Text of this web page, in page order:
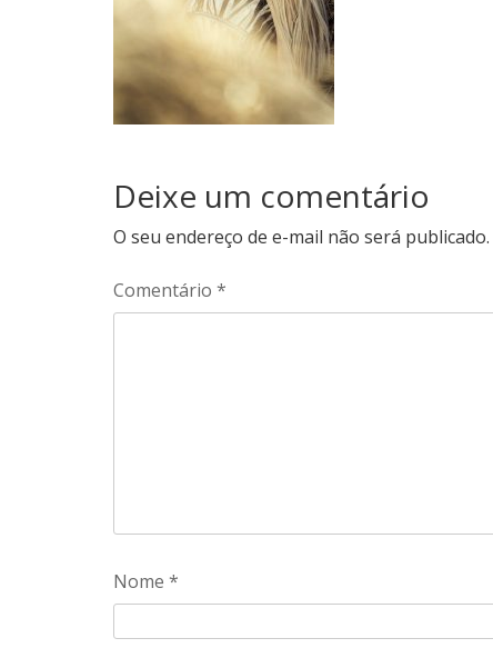
Deixe um comentário
O seu endereço de e-mail não será publicado.
Comentário *
Nome *